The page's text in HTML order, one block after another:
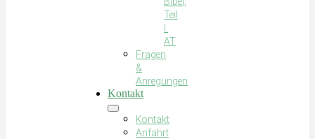
Teil
I:
AT
Fragen
&
Anregungen
Kontakt
Kontakt
Anfahrt